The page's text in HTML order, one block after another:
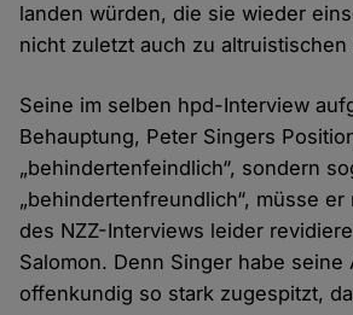
landen würden, die sie wieder
nicht zuletzt auch zu altruistischen
Seine im selben hpd-Interview
Behauptung, Peter Singers
„behindertenfeindlich“, sondern
„behindertenfreundlich“, müsse
des NZZ-Interviews leider
Salomon. Denn Singer habe seine
offenkundig so stark zugespitzt,